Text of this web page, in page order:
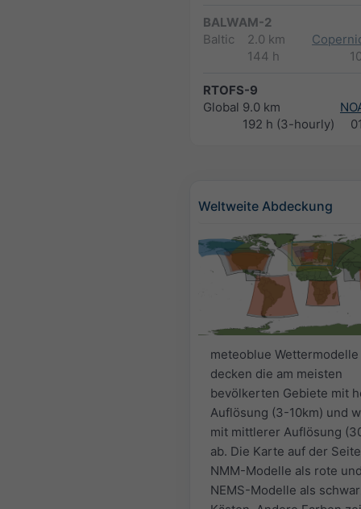
BALWAM-2
Baltic
2.0 km
144 h
RTOFS-9
Global 9.0 km
192 h (3-hourly)
Weltweite Abdeckung
meteoblue Wettermodelle
decken die am meisten
bevölkerten Gebiete mit
Auflösung (3-10km) und
mit mittlerer Auflösung
ab. Die Karte auf der
NMM-Modelle als rote
NEMS-Modelle als